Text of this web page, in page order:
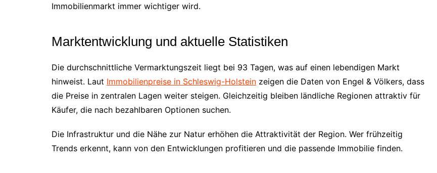
Immobilienmarkt immer wichtiger wird.
Marktentwicklung und aktuelle Statistiken
Die durchschnittliche Vermarktungszeit liegt bei 93 Tagen, was auf einen lebendigen Markt
hinweist. Laut Immobilienpreise in Schleswig-Holstein zeigen die Daten von Engel & Völkers, dass
die Preise in zentralen Lagen weiter steigen. Gleichzeitig bleiben ländliche Regionen attraktiv für
Käufer, die nach bezahlbaren Optionen suchen.
Die Infrastruktur und die Nähe zur Natur erhöhen die Attraktivität der Region. Wer frühzeitig
Trends erkennt, kann von den Entwicklungen profitieren und die passende Immobilie finden.